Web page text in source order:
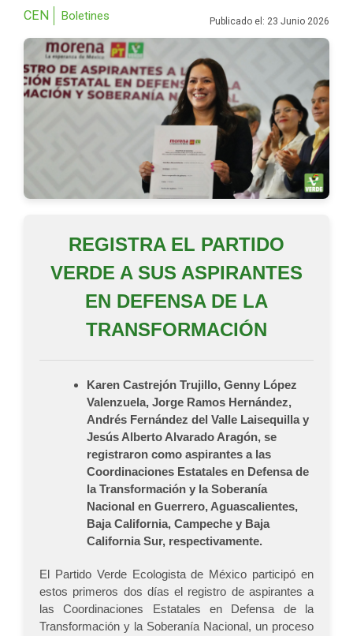
CEN Boletines Publicado el: 23 Junio 2026
REGISTRA EL PARTIDO
VERDE A SUS ASPIRANTES
EN DEFENSA DE LA
TRANSFORMACIÓN
Karen Castrejón Trujillo, Genny López
Valenzuela, Jorge Ramos Hernández,
Andrés Fernández del Valle Laisequilla y
Jesús Alberto Alvarado Aragón, se
registraron como aspirantes a las
Coordinaciones Estatales en Defensa de
la Transformación y la Soberanía
Nacional en Guerrero, Aguascalientes,
Baja California, Campeche y Baja
California Sur, respectivamente.
El Partido Verde Ecologista de México participó en
estos primeros dos días el registro de aspirantes a
las Coordinaciones Estatales en Defensa de la
Transformación y la Soberanía Nacional, un proceso